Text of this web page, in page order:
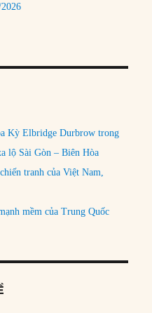
Kỳ Elbridge Durbrow trong
lộ Sài Gòn – Biên Hòa
tranh của Việt Nam,
mềm của Trung Quốc